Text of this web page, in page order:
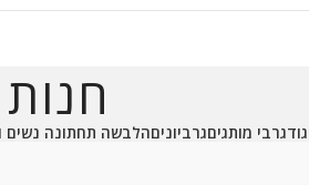
חנות
גרבי מותגיםגרביוניםהלבשה תחתונה נשים